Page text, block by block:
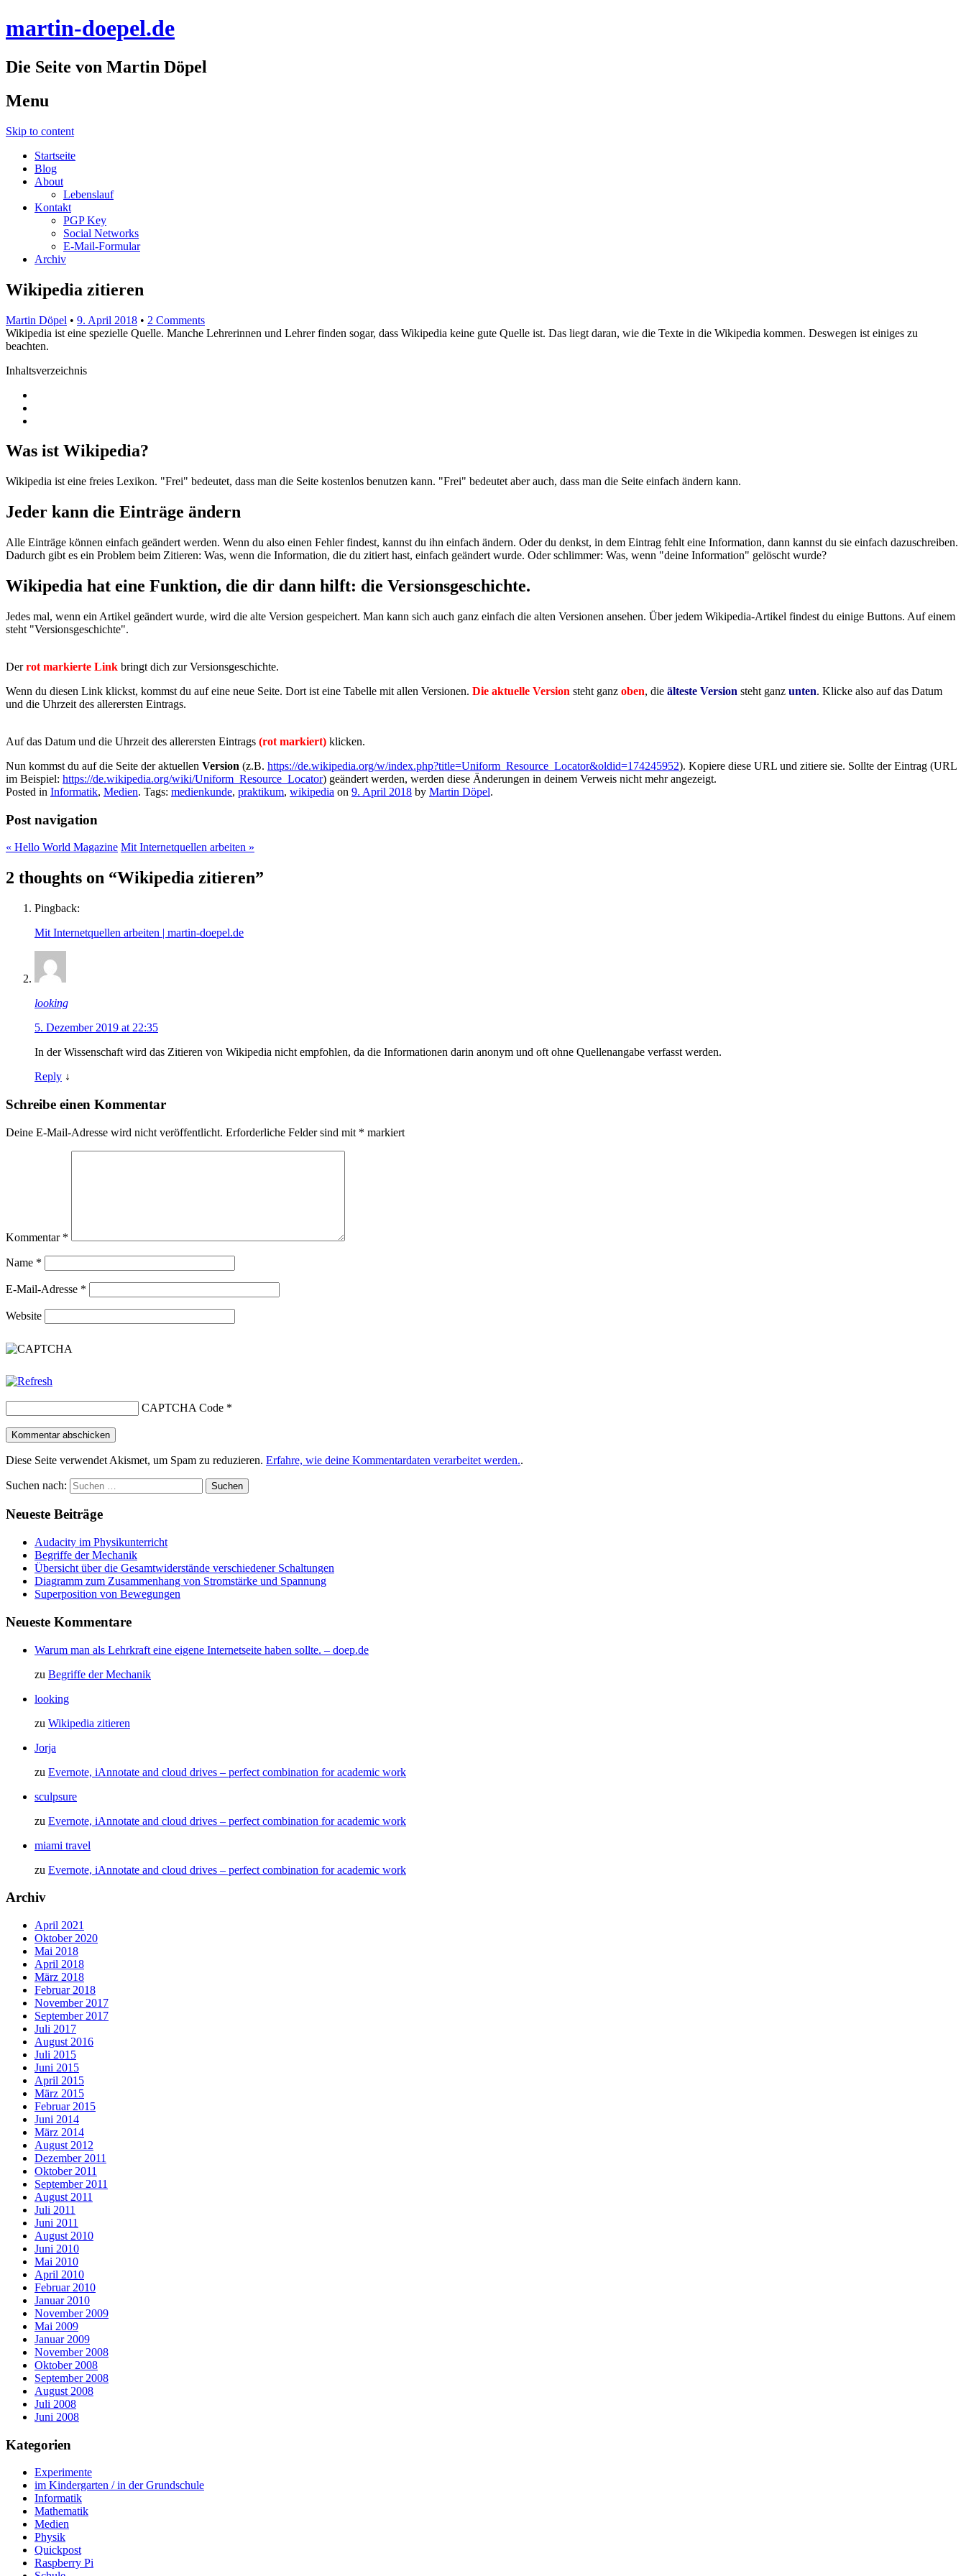
martin-doepel.de
Die Seite von Martin Döpel
Menu
Skip to content
Startseite
Blog
About
Lebenslauf
Kontakt
PGP Key
Social Networks
E-Mail-Formular
Archiv
Wikipedia zitieren
Martin Döpel • 9. April 2018 • 2 Comments
Wikipedia ist eine spezielle Quelle. Manche Lehrerinnen und Lehrer finden sogar, dass Wikipedia keine gute Quelle ist. Das liegt daran, wie die Texte in die Wikipedia kommen. Deswegen ist einiges zu
beachten.
Inhaltsverzeichnis
Was ist Wikipedia?
Wikipedia ist eine freies Lexikon. "Frei" bedeutet, dass man die Seite kostenlos benutzen kann. "Frei" bedeutet aber auch, dass man die Seite einfach ändern kann.
Jeder kann die Einträge ändern
Alle Einträge können einfach geändert werden. Wenn du also einen Fehler findest, kannst du ihn einfach ändern. Oder du denkst, in dem Eintrag fehlt eine Information, dann kannst du sie einfach dazuschreiben.
Dadurch gibt es ein Problem beim Zitieren: Was, wenn die Information, die du zitiert hast, einfach geändert wurde. Oder schlimmer: Was, wenn "deine Information" gelöscht wurde?
Wikipedia hat eine Funktion, die dir dann hilft: die Versionsgeschichte.
Jedes mal, wenn ein Artikel geändert wurde, wird die alte Version gespeichert. Man kann sich auch ganz einfach die alten Versionen ansehen. Über jedem Wikipedia-Artikel findest du einige Buttons. Auf einem
steht "Versionsgeschichte".
Derrot markierte Link bringt dich zur Versionsgeschichte.
Wenn du diesen Link klickst, kommst du auf eine neue Seite. Dort ist eine Tabelle mit allen Versionen. Die aktuelle Version steht ganz oben, die älteste Version steht ganz unten. Klicke also auf das Datum
und die Uhrzeit des allerersten Eintrags.
Auf das Datum und die Uhrzeit des allerersten Eintrags (rot markiert) klicken.
Nun kommst du auf die Seite der aktuellen Version (z.B. https://de.wikipedia.org/w/index.php?title=Uniform_Resource_Locator&oldid=174245952). Kopiere diese URL und zitiere sie. Sollte der Eintrag (URL
im Beispiel: https://de.wikipedia.org/wiki/Uniform_Resource_Locator) geändert werden, werden diese Änderungen in deinem Verweis nicht mehr angezeigt.
Posted in Informatik, Medien. Tags: medienkunde, praktikum, wikipedia on 9. April 2018 by Martin Döpel.
Post navigation
« Hello World Magazine Mit Internetquellen arbeiten »
2 thoughts on “Wikipedia zitieren”
Pingback:
Mit Internetquellen arbeiten | martin-doepel.de
looking
5. Dezember 2019 at 22:35
In der Wissenschaft wird das Zitieren von Wikipedia nicht empfohlen, da die Informationen darin anonym und oft ohne Quellenangabe verfasst werden.
Reply ↓
Schreibe einen Kommentar
Deine E-Mail-Adresse wird nicht veröffentlicht. Erforderliche Felder sind mit * markiert
Kommentar *
Name *
E-Mail-Adresse *
Website
CAPTCHA Code *
Diese Seite verwendet Akismet, um Spam zu reduzieren. Erfahre, wie deine Kommentardaten verarbeitet werden..
Suchen nach:
Neueste Beiträge
Audacity im Physikunterricht
Begriffe der Mechanik
Übersicht über die Gesamtwiderstände verschiedener Schaltungen
Diagramm zum Zusammenhang von Stromstärke und Spannung
Superposition von Bewegungen
Neueste Kommentare
Warum man als Lehrkraft eine eigene Internetseite haben sollte. – doep.de
zu Begriffe der Mechanik
looking
zu Wikipedia zitieren
Jorja
zu Evernote, iAnnotate and cloud drives – perfect combination for academic work
sculpsure
zu Evernote, iAnnotate and cloud drives – perfect combination for academic work
miami travel
zu Evernote, iAnnotate and cloud drives – perfect combination for academic work
Archiv
April 2021
Oktober 2020
Mai 2018
April 2018
März 2018
Februar 2018
November 2017
September 2017
Juli 2017
August 2016
Juli 2015
Juni 2015
April 2015
März 2015
Februar 2015
Juni 2014
März 2014
August 2012
Dezember 2011
Oktober 2011
September 2011
August 2011
Juli 2011
Juni 2011
August 2010
Juni 2010
Mai 2010
April 2010
Februar 2010
Januar 2010
November 2009
Mai 2009
Januar 2009
November 2008
Oktober 2008
September 2008
August 2008
Juli 2008
Juni 2008
Kategorien
Experimente
im Kindergarten / in der Grundschule
Informatik
Mathematik
Medien
Physik
Quickpost
Raspberry Pi